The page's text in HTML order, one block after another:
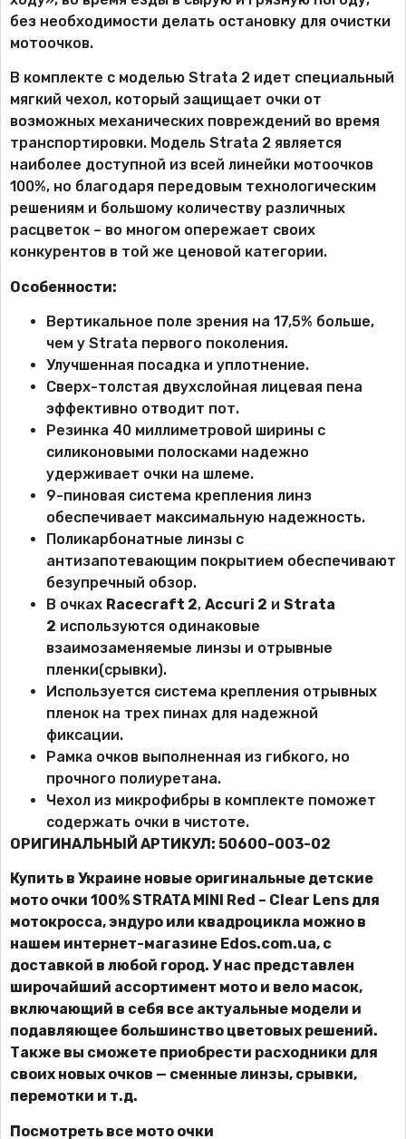
без необходимости делать остановку для очистки
мотоочков.
В комплекте с моделью Strata 2 идет специальный
мягкий чехол, который защищает очки от
возможных механических повреждений во время
транспортировки. Модель Strata 2 является
наиболее доступной из всей линейки мотоочков
100%, но благодаря передовым технологическим
решениям и большому количеству различных
расцветок – во многом опережает своих
конкурентов в той же ценовой категории.
Особенности:
Вертикальное поле зрения на 17,5% больше,
чем у Strata первого поколения.
Улучшенная посадка и уплотнение.
Сверх-толстая двухслойная лицевая пена
эффективно отводит пот.
Резинка 40 миллиметровой ширины с
силиконовыми полосками надежно
удерживает очки на шлеме.
9-пиновая система крепления линз
обеспечивает максимальную надежность.
Поликарбонатные линзы с
антизапотевающим покрытием обеспечивают
безупречный обзор.
В очках Racecraft 2, Accuri 2 и Strata
2 используются одинаковые
взаимозаменяемые линзы и отрывные
пленки(срывки).
Используется система крепления отрывных
пленок на трех пинах для надежной
фиксации.
Рамка очков выполненная из гибкого, но
прочного полиуретана.
Чехол из микрофибры в комплекте поможет
содержать очки в чистоте.
ОРИГИНАЛЬНЫЙ АРТИКУЛ: 50600-003-02
Купить в Украине новые оригинальные детские
мото очки 100%STRATA MINI Red – Clear Lens для
мотокросса, эндуро или квадроцикла можно в
нашем интернет-магазине Edos.com.ua, с
доставкой в любой город. У нас представлен
широчайший ассортимент мото и вело масок,
включающий в себя все актуальные модели и
подавляющее большинство цветовых решений.
Также вы сможете приобрести расходники для
своих новых очков — сменные линзы, срывки,
перемотки и т.д.
Посмотреть все мото очки